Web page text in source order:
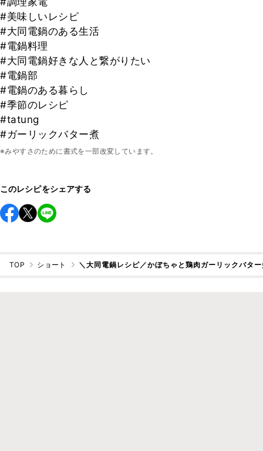
#美味しいレシピ
#大同電鍋のある生活
#電鍋料理
#大同電鍋好きな人と繋がりたい
#電鍋部
#電鍋のある暮らし
#季節のレシピ
#tatung
#ガーリックバター煮
※みやすさのために書式を一部改変しています。
このレシピをシェアする
TOP ショート ＼大同電鍋レシピ／かぼちゃと鶏肉ガーリックバタ